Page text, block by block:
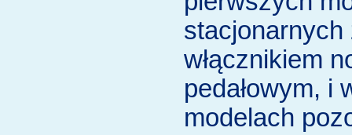
stacjonarnych
włącznikiem
pedałowym, i
modelach